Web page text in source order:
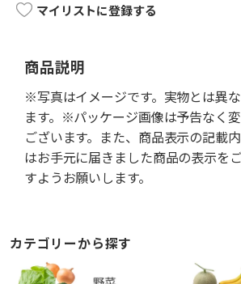
マイリストに登録する
商品説明
※写真はイメージです。実物とは異
ます。※パッケージ画像は予告なく
ございます。また、商品表示の記載
はお手元に届きました商品の表示を
すようお願いします。
カテゴリーから探す